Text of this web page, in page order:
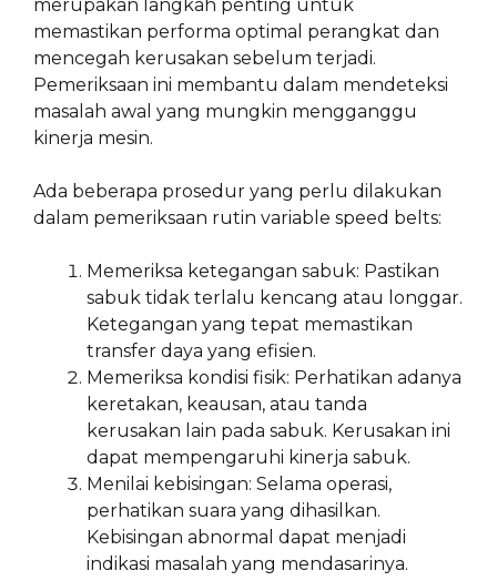
merupakan langkah penting untuk
memastikan performa optimal perangkat dan
mencegah kerusakan sebelum terjadi.
Pemeriksaan ini membantu dalam mendeteksi
masalah awal yang mungkin mengganggu
kinerja mesin.
Ada beberapa prosedur yang perlu dilakukan
dalam pemeriksaan rutin variable speed belts:
Memeriksa ketegangan sabuk: Pastikan
sabuk tidak terlalu kencang atau longgar.
Ketegangan yang tepat memastikan
transfer daya yang efisien.
Memeriksa kondisi fisik: Perhatikan adanya
keretakan, keausan, atau tanda
kerusakan lain pada sabuk. Kerusakan ini
dapat mempengaruhi kinerja sabuk.
Menilai kebisingan: Selama operasi,
perhatikan suara yang dihasilkan.
Kebisingan abnormal dapat menjadi
indikasi masalah yang mendasarinya.